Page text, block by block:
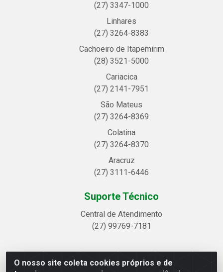
O nosso site coleta cookies próprios e de
(27) 3347-1000
Linhares
(27) 3264-8383
Cachoeiro de Itapemirim
(28) 3521-5000
Cariacica
(27) 2141-7951
São Mateus
(27) 3264-8369
Colatina
(27) 3264-8370
Aracruz
(27) 3111-6446
Suporte Técnico
Central de Atendimento
(27) 99769-7181
Linhavix Distribuidora LTDA - Avenida Alegre, 2521 -